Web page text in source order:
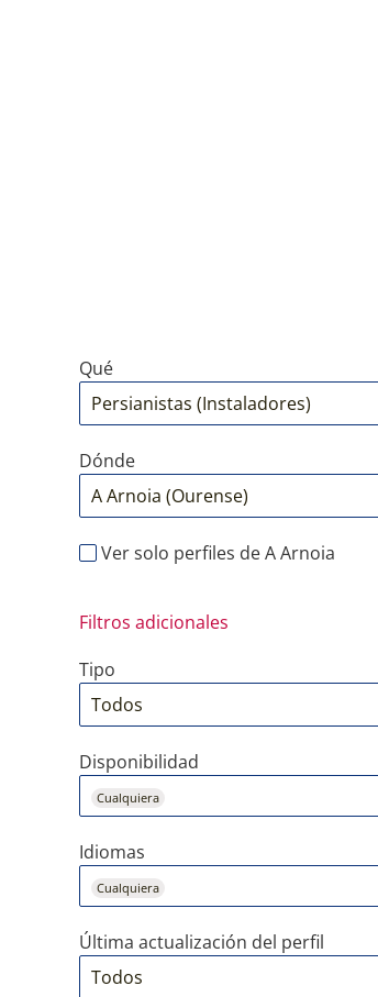
Qué
Dónde
Ver solo perfiles de A Arnoia
Filtros adicionales
Tipo
Disponibilidad
Cualquiera
Idiomas
Cualquiera
Última actualización del perfil